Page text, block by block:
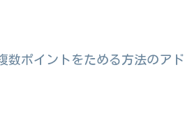
数ポイントをためる方法のアド